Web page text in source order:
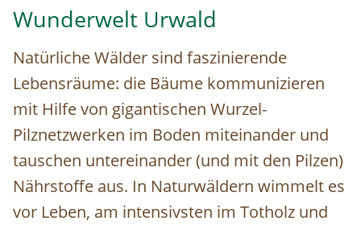
Nationalpark Kalkalpen (c) Matthias Schickhofer ©
Wunderwelt Urwald
Natürliche Wälder sind faszinierende
Lebensräume: die Bäume kommunizieren
mit Hilfe von gigantischen Wurzel-
Pilznetzwerken im Boden miteinander und
tauschen untereinander (und mit den Pilzen)
Nährstoffe aus. In Naturwäldern wimmelt es
vor Leben, am intensivsten im Totholz und